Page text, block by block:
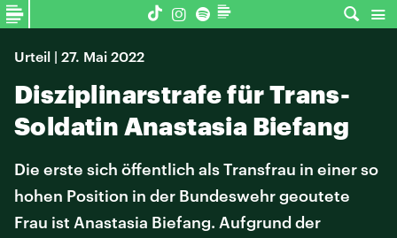
Urteil | 27. Mai 2022
Disziplinarstrafe für Trans-
Soldatin Anastasia Biefang
Die erste sich öffentlich als Transfrau in einer so
hohen Position in der Bundeswehr geoutete
Frau ist Anastasia Biefang. Aufgrund der